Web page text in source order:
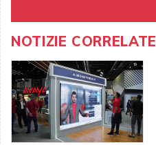
NOTIZIE CORRELATE